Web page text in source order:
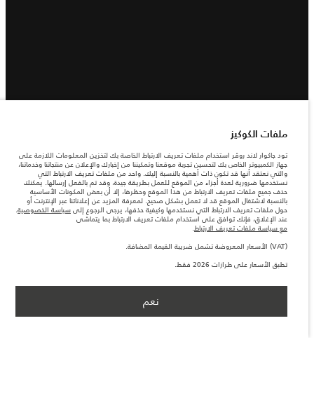
ملفات الكوكيز
تود جاكوار لاند روڤر استخدام ملفات تعريف الارتباط الخاصة بك لتخزين المعلومات اللازمة على
جهاز الكمبيوتر الخاص بك لتحسين تجربة موقعنا وتمكيننا من إخبارك والإعلان عن منتجاتنا وخدماتنا،
والتي نعتقد أنها قد تكون ذات أهمية بالنسبة إليك. واحد من ملفات تعريف الارتباط التي
نستخدمها ضرورية لعدة أجزاء من الموقع للعمل بطريقة جيدة، وقد تم بالفعل إرسالها. يمكنك
حذف جميع ملفات تعريف الارتباط من هذا الموقع وحظرها، إلا أن بعض المكونات الأساسية
بالنسبة لاشتغال الموقع قد لا تعمل بشكل صحيح. لمعرفة المزيد عن إعلاناتنا عبر الإنترنت أو
حول ملفات تعريف الارتباط التي نستخدمها وكيفية حذفها، يرجى الرجوع إلى سياسة الخصوصية.
عند الإغلاق، فإنك توافق على استخدام ملفات تعريف الارتباط بما يتماشى
مع سياسة ملفات تعريف الارتباط.
(VAT) الأسعار المعروضة تشمل ضريبة القيمة المضافة.
تطبق الأسعار على طرازات 2026 فقط.
نعم